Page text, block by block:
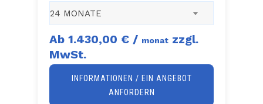
24 MONATE
Ab 1.430,00 € / monat zzgl.
MwSt.
INFORMATIONEN / EIN ANGEBOT
ANFORDERN